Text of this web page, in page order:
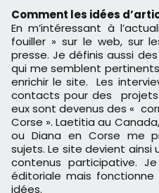
Comment les idées
En m’intéressant à
fouiller » sur le web, sur
presse. Je définis aussi
qui me semblent
enrichir le site. Les
contacts pour des projets
eux sont devenus des «
Corse ». Laetitia au
ou Diana en Corse me
sujets. Le site devient
contenus participative.
éditoriale mais fonctionne
idées.